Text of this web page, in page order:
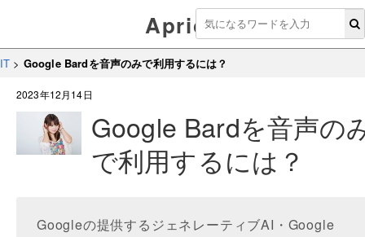
Aprico
IT > Google Bardを音声のみで利用するには？
2023年12月14日
Google Bardを音声の
で利用するには？
Googleの提供するジェネレーティブAI・Google